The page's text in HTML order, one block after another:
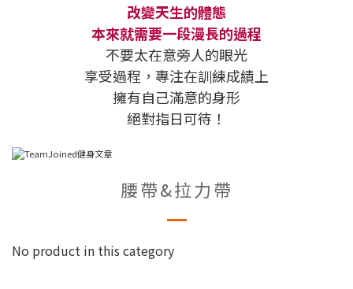
改變天生的體態
本來就需要一段漫長的過程
不要太在意旁人的眼光
享受過程，專注在訓練成績上
擁有自己滿意的身形
絕對指日可待！
腰帶&拉力帶
No product in this category